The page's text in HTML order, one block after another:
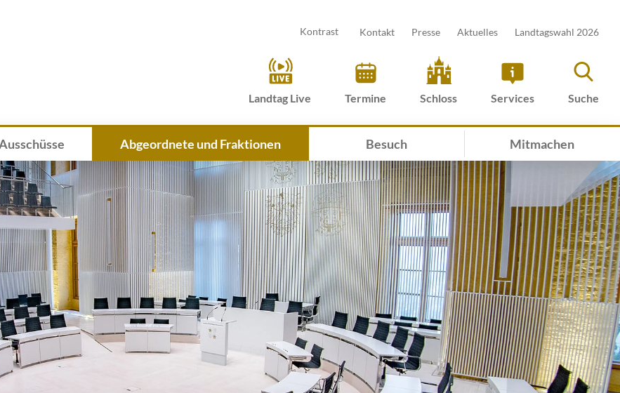
Kontrast Kontakt Presse Aktuelles Landtagswahl 2026
Landtag Live Termine Schloss Services Suche
Abgeordnete und Fraktionen Besuch Mitmachen